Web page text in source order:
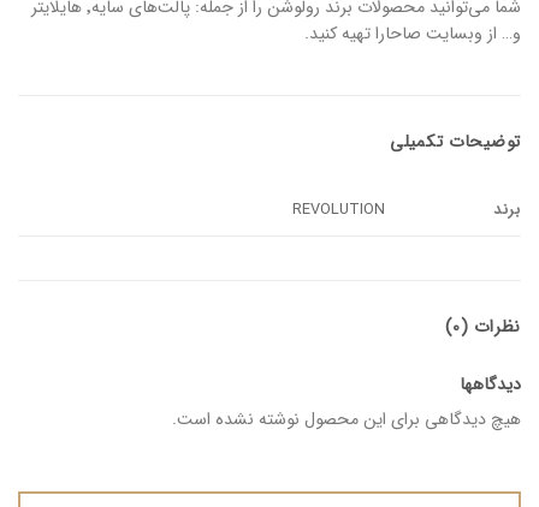
شما می‌توانید محصولات برند رولوشن را از جمله: پالت‌های سایه٬ هایلایتر
و… از وبسایت صاحارا تهیه کنید.
توضیحات تکمیلی
برند REVOLUTION
نظرات (0)
دیدگاهها
هیچ دیدگاهی برای این محصول نوشته نشده است.